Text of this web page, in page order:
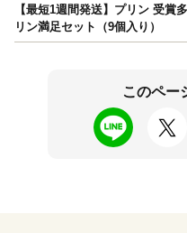
【最短1週間発送】プリン 受賞
リン満足セット（9個入り）
このペー